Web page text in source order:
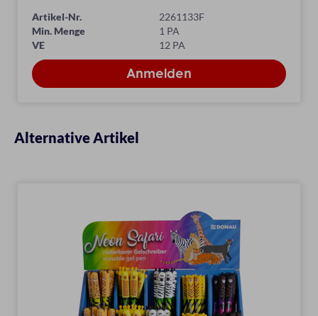
Artikel-Nr.
2261133F
Min. Menge
1 PA
VE
12 PA
Alternative Artikel